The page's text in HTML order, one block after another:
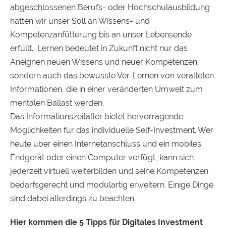
abgeschlossenen Berufs- oder Hochschulausbildung
hätten wir unser Soll an Wissens- und
Kompetenzanfütterung bis an unser Lebensende
erfüllt. Lernen bedeutet in Zukunft nicht nur das
Aneignen neuen Wissens und neuer Kompetenzen,
sondern auch das bewusste Ver-Lernen von veralteten
Informationen, die in einer veränderten Umwelt zum
mentalen Ballast werden.
Das Informationszeitalter bietet hervorragende
Möglichkeiten für das individuelle Self-Investment. Wer
heute über einen Internetanschluss und ein mobiles
Endgerät oder einen Computer verfügt, kann sich
jederzeit virtuell weiterbilden und seine Kompetenzen
bedarfsgerecht und modulartig erweitern. Einige Dinge
sind dabei allerdings zu beachten.
Hier kommen die 5 Tipps für Digitales Investment